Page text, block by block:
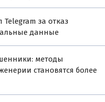
за отказ
данные
методы
становятся более